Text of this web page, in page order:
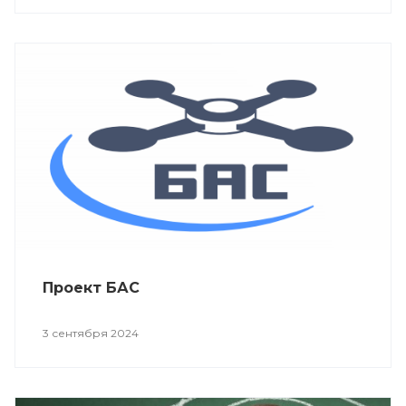
Проект БАС
3 сентября 2024